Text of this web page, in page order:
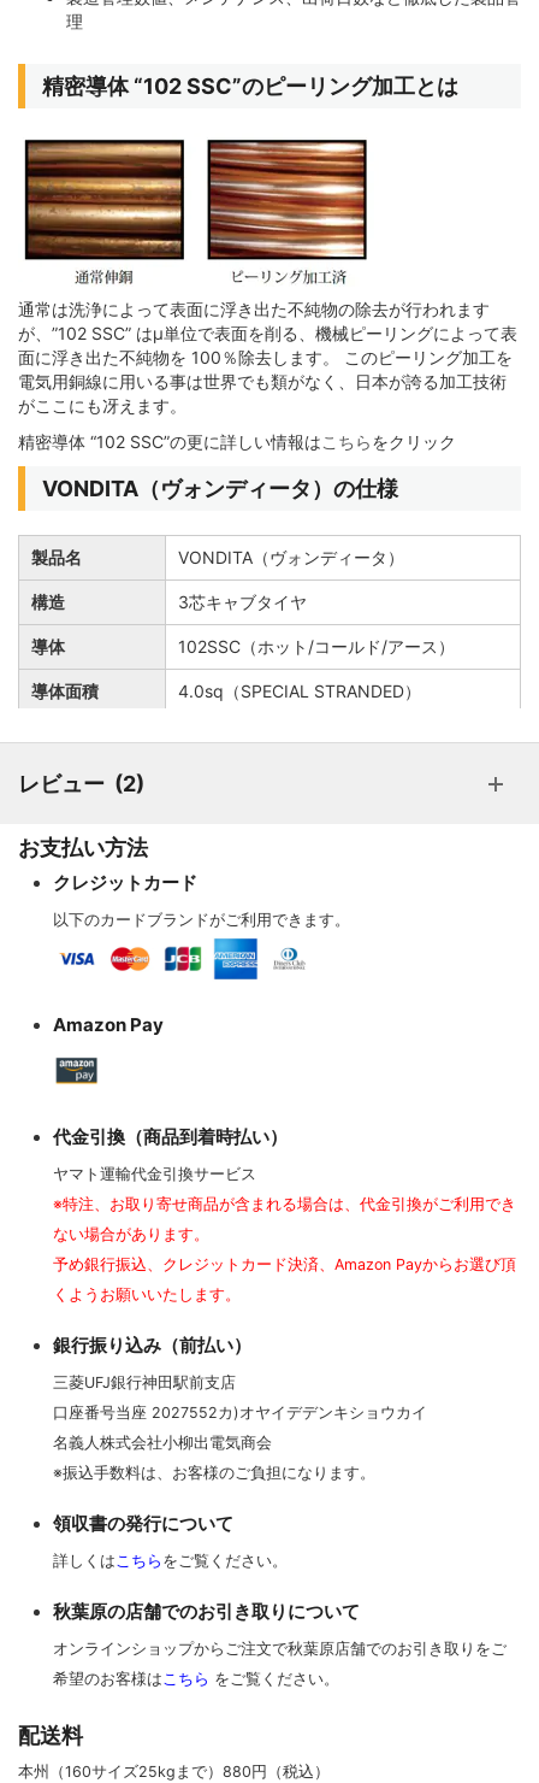
理
精密導体 “102 SSC”のピーリング加工とは
通常は洗浄によって表面に浮き出た不純物の除去が行われます
が、”102 SSC” はμ単位で表面を削る、機械ピーリングによって表
面に浮き出た不純物を 100％除去します。 このピーリング加工を
電気用銅線に用いる事は世界でも類がなく、日本が誇る加工技術
がここにも冴えます。
精密導体 “102 SSC”の更に詳しい情報はこちらをクリック
VONDITA（ヴォンディータ）の仕様
製品名 VONDITA（ヴォンディータ）
構造 3芯キャブタイヤ
導体 102SSC（ホット/コールド/アース）
導体面積 4.0sq（SPECIAL STRANDED）
絶縁体
定格 300V/20A ＜PS＞E認証品
レビュー 2
お支払い方法
クレジットカード
以下のカードブランドがご利用できます。
Amazon Pay
代金引換（商品到着時払い）
ヤマト運輸代金引換サービス
※特注、お取り寄せ商品が含まれる場合は、代金引換がご利用でき
ない場合があります。
予め銀行振込、クレジットカード決済、Amazon Payからお選び頂
くようお願いいたします。
銀行振り込み（前払い）
三菱UFJ銀行神田駅前支店
口座番号当座 2027552カ)オヤイデデンキショウカイ
名義人株式会社小柳出電気商会
※振込手数料は、お客様のご負担になります。
領収書の発行について
詳しくはこちら をご覧ください。
秋葉原の店舗でのお引き取りについて
オンラインショップからご注文で秋葉原店舗でのお引き取りをご
希望のお客様はこちら をご覧ください。
配送料
本州（160サイズ25kgまで）880円（税込）